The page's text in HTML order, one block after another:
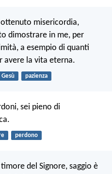
misericordia,
dimostrare in me, per
a esempio di quanti
avere la vita eterna.
Gesù pazienza
sei pieno di
perdono
del Signore, saggio è